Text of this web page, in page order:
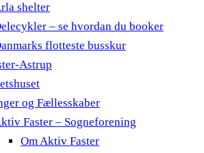
shelter
– se hvordan du booker
flotteste busskur
Astrup
og Fællesskaber
Faster – Sogneforening
Om Aktiv Faster